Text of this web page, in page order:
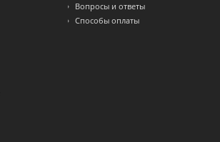
Вопросы и ответы
Способы оплаты